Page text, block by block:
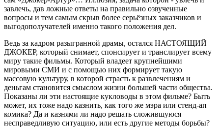
завлечь, дав ложные ответы на правильно озвученные
вопросы и тем самым скрыв более серьёзных заказчиков и
выгодополучателей именно такого положения дел.
Ведь за кадром разыгранной драмы, остался НАСТОЯЩИЙ
ДЖОКЕР, который снимает, спонсирует и транслирует всему
миру такие фильмы. Который владеет крупнейшими
мировыми СМИ и с помощью них формирует такую
массовую культуру, в которой страсть к развлечениям и
деньгам становится смыслом жизни большей части общества.
Показаны ли эти настоящие кукловоды в этом фильме? Быть
может, их тоже надо казнить, как того же мэра или стенд-ап
комика? Да и казнями ли надо решать сложившуюся
несправедливую ситуацию, или есть другие методы борьбы?